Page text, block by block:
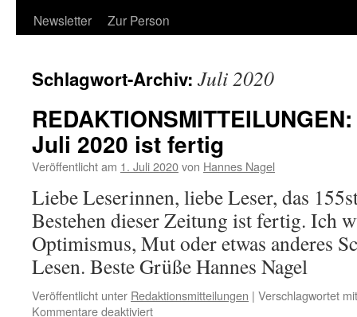
Newsletter
Zur Person
Schlagwort-Archiv: Juli 2020
Juli 2020 ist fertig
Veröffentlicht am 1. Juli 2020von Hannes Nagel
Liebe Leserinnen, liebe Leser, das
Bestehen dieser Zeitung ist fertig. Ich
Optimismus, Mut oder etwas anderes
Lesen. Beste Grüße Hannes Nagel
Veröffentlicht unter Redaktionsmitteilungen | Verschlagwortet mit
Kommentare deaktiviertfür